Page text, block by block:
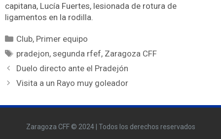
capitana, Lucía Fuertes, lesionada de rotura de
ligamentos en la rodilla.
Club, Primer equipo
pradejon,segunda rfef, Zaragoza CFF
Duelo directo ante el Pradejón
Visita a un Rayo muy goleador
Zaragoza CFF © 2024 | Todos los derechos reservados